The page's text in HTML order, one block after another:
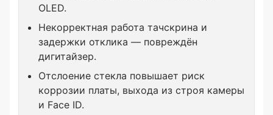
OLED.
Некорректная работа тачскрина и
задержки отклика — повреждён
дигитайзер.
Отслоение стекла повышает риск
коррозии платы, выхода из строя камеры
и Face ID.